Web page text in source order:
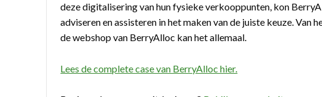
deze digitalisering van hun fysieke verkooppunten, kon
adviseren en assisteren in het maken van de juiste keuze.
de webshop van BerryAlloc kan het allemaal.
Lees de complete case van BerryAlloc hier.